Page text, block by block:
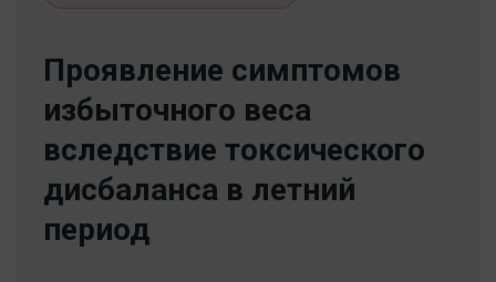
Проявление симптомов
избыточного веса
вследствие токсического
дисбаланса в летний
период